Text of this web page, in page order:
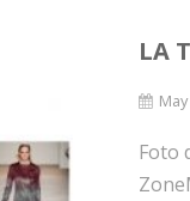
LA
Foto